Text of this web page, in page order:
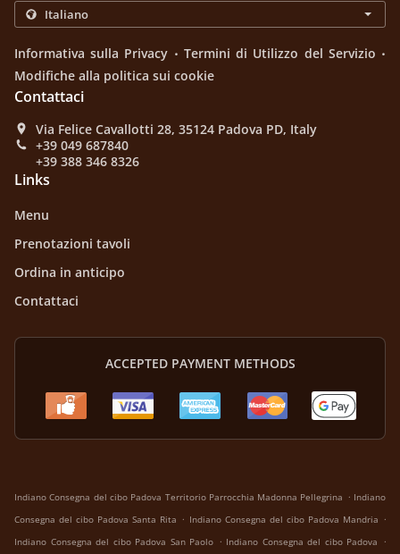
Informativa sulla Privacy . Termini di Utilizzo del Servizio .
Modifiche alla politica sui cookie
Contattaci
Via Felice Cavallotti 28, 35124 Padova PD, Italy
+39 049 687840
+39 388 346 8326
Links
Menu
Prenotazioni tavoli
Ordina in anticipo
Contattaci
ACCEPTED PAYMENT METHODS
Indiano Consegna del cibo Padova Territorio Parrocchia Madonna Pellegrina . Indiano
Consegna del cibo Padova Santa Rita . Indiano Consegna del cibo Padova Mandria .
Indiano Consegna del cibo Padova San Paolo . Indiano Consegna del cibo Padova .